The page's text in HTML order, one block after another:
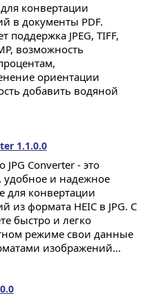
конвертации
в документы PDF.
поддержка JPEG, TIFF,
возможность
ориентации
добавить водяной
1.1.0.0
JPG Converter - это
удобное и надежное
для конвертации
из формата HEIC в JPG. С
быстро и легко
режиме свои данные
изображений...